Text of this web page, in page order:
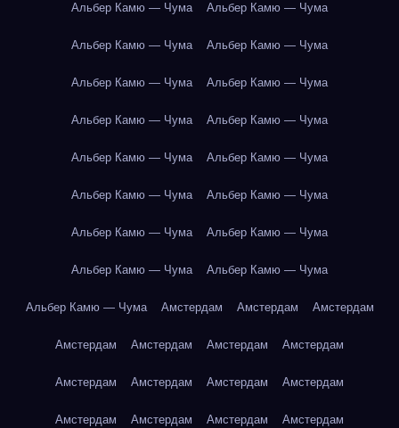
Альбер Камю — Чума Альбер Камю — Чума
Альбер Камю — Чума Альбер Камю — Чума
Альбер Камю — Чума Альбер Камю — Чума
Альбер Камю — Чума Альбер Камю — Чума
Альбер Камю — Чума Альбер Камю — Чума
Альбер Камю — Чума Альбер Камю — Чума
Альбер Камю — Чума Альбер Камю — Чума
Альбер Камю — Чума Альбер Камю — Чума
Альбер Камю — Чума Амстердам Амстердам Амстердам
Амстердам Амстердам Амстердам Амстердам
Амстердам Амстердам Амстердам Амстердам
Амстердам Амстердам Амстердам Амстердам